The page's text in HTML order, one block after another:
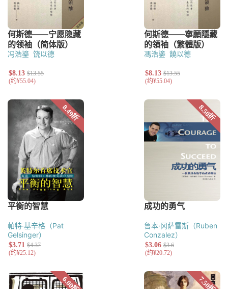
冯浩鎏 饶以德 馮浩鎏 饒以德
帕特‧基辛格（Pat
Gelsinger）
鲁本·冈萨雷斯（Ruben
Conzalez）